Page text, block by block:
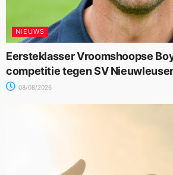
NIEUWS
Eersteklasser Vroomshoopse
competitie tegen SV
08/08/2026